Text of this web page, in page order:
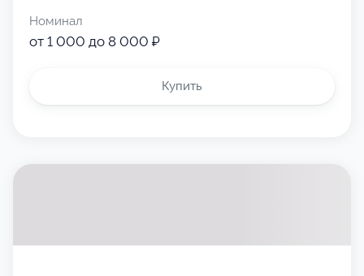
Номинал
от 1 000 до 8 000 ₽
Купить